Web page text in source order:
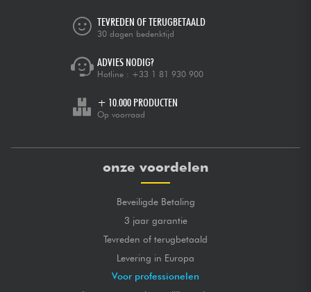
TEVREDEN OF TERUGBETAALD
30 dagen bedenktijd
ADVIES NODIG?
Hotline : +33 1 81 930 900
+ 10.000 PRODUCTEN
Op voorraad
onze voordelen
Beveiligde Betaling
3 jaar garantie
Tevreden of terugbetaald
Levering in Europa
Voor professionelen